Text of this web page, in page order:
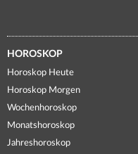
HOROSKOP
Horoskop Heute
Horoskop Morgen
Wochenhoroskop
Monatshoroskop
Jahreshoroskop